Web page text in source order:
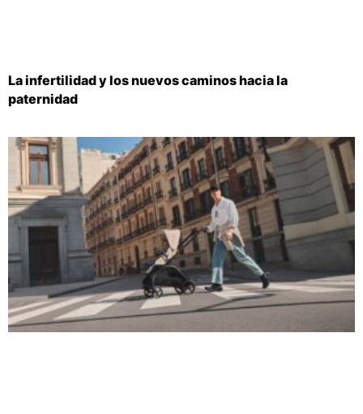
La infertilidad y los nuevos caminos hacia la
paternidad